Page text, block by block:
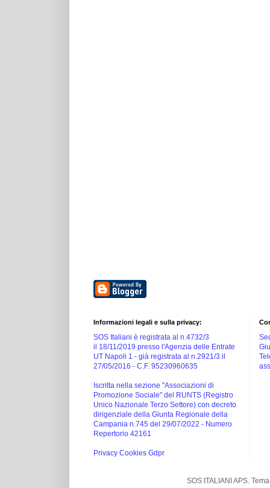
Informazioni legali e sulla privacy:
SOS Italiani è registrata al n.4732/3
il 18/11/2019 presso l'Agenzia delle Entrate
UT Napoli 1 - già registrata al n.2921/3 il
27/05/2016 - C.F. 95230960635
Iscritta nella sezione "Associazioni di
Promozione Sociale" del RUNTS (Registro
Unico Nazionale Terzo Settore) con decreto
dirigenziale della Giunta Regionale della
Campania n.745 del 29/07/2022 - Numero
Repertorio 42161
Privacy Cookies Gdpr
SOS ITALIANI APS.